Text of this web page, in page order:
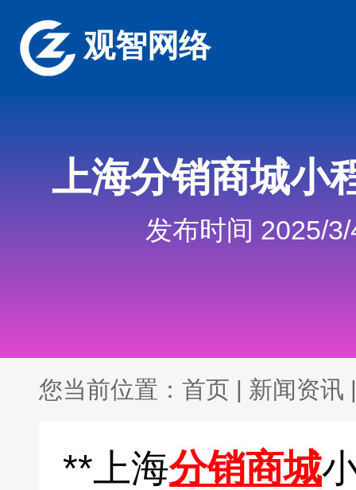
观智网络
上海分销商城小
发布时间 2025/
您当前位置： 首页 | 新闻资讯 |
**上海分销商城